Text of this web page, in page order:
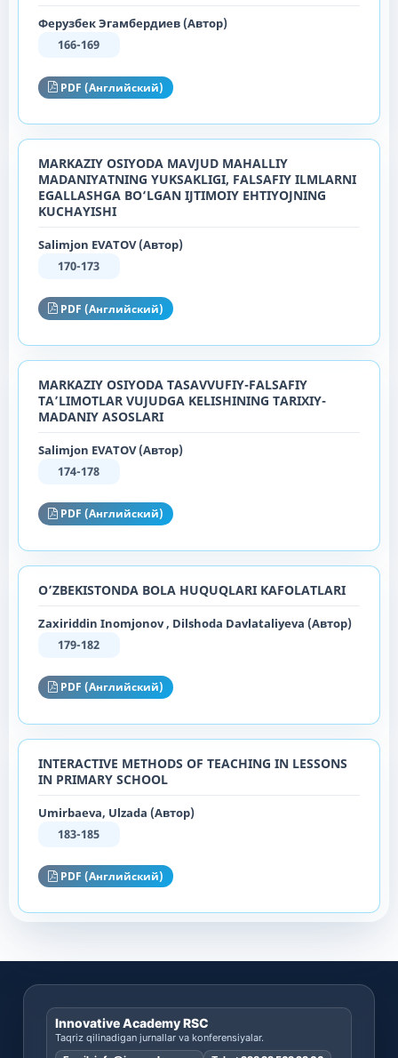
Ферузбек Эгамбердиев (Автор)
166-169
PDF (Английский)
MARKAZIY OSIYODA MAVJUD MAHALLIY
MADANIYATNING YUKSAKLIGI, FALSAFIY ILMLARNI
EGALLASHGA BO‘LGAN IJTIMOIY EHTIYOJNING
KUCHAYISHI
Salimjon EVATOV (Автор)
170-173
PDF (Английский)
MARKAZIY OSIYODA TASAVVUFIY-FALSAFIY
TAʼLIMOTLAR VUJUDGA KELISHINING TARIXIY-
MADANIY ASOSLARI
Salimjon EVATOV (Автор)
174-178
PDF (Английский)
O’ZBEKISTONDA BOLA HUQUQLARI KAFOLATLARI
Zaxiriddin Inomjonov , Dilshoda Davlataliyeva (Автор)
179-182
PDF (Английский)
INTERACTIVE METHODS OF TEACHING IN LESSONS
IN PRIMARY SCHOOL
Umirbaeva, Ulzada (Автор)
183-185
PDF (Английский)
Innovative Academy RSC
Taqriz qilinadigan jurnallar va konferensiyalar.